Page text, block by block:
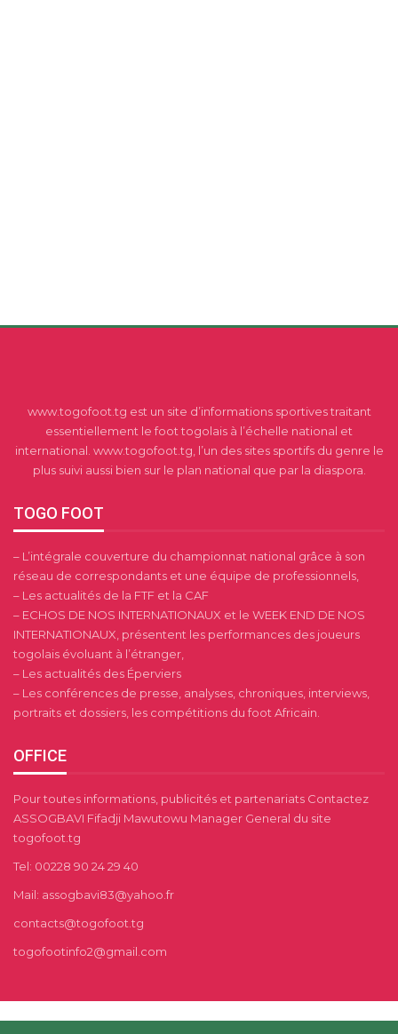
www.togofoot.tg est un site d’informations sportives traitant
essentiellement le foot togolais à l’échelle national et
international. www.togofoot.tg, l’un des sites sportifs du genre le
plus suivi aussi bien sur le plan national que par la diaspora.
TOGO FOOT
– L’intégrale couverture du championnat national grâce à son
réseau de correspondants et une équipe de professionnels,
– Les actualités de la FTF et la CAF
– ECHOS DE NOS INTERNATIONAUX et le WEEK END DE NOS
INTERNATIONAUX, présentent les performances des joueurs
togolais évoluant à l’étranger,
– Les actualités des Éperviers
– Les conférences de presse, analyses, chroniques, interviews,
portraits et dossiers, les compétitions du foot Africain.
OFFICE
Pour toutes informations, publicités et partenariats Contactez
ASSOGBAVI Fifadji Mawutowu Manager General du site
togofoot.tg
Tel: 00228 90 24 29 40
Mail: assogbavi83@yahoo.fr
contacts@togofoot.tg
togofootinfo2@gmail.com